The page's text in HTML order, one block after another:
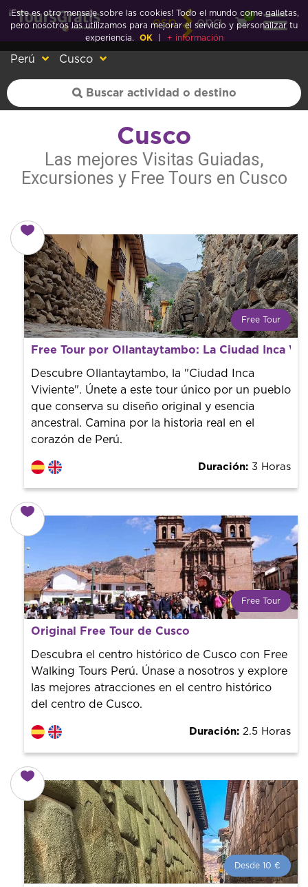
esp eng
0
Perú Cusco
Cusco
Las mejores Visitas Guiadas,
Excursiones y Free Tours en Cusco
Free Tour
¿Qué es un FREE TOUR?
Tendencia mundial en rutas turísticas. Reserva sin coste
con un guía profesional. ¡El precio es libre! Por lo que al
finalizar la experiencia tú le pones el precio.
Free Tour por Ollantaytambo: La Ciudad Inca
Descubre Ollantaytambo, la "Ciudad Inca
Viviente". Únete a este tour único por un pueblo
que conserva su diseño original y esencia
ancestral. Camina por la historia real en el
corazón de Perú.
Duración: 3 Horas
Free Tour
¿Qué es un FREE TOUR?
Tendencia mundial en rutas turísticas. Reserva sin coste
con un guía profesional. ¡El precio es libre! Por lo que al
finalizar la experiencia tú le pones el precio.
Original Free Tour de Cusco
Descubra el centro histórico de Cusco con Free
Walking Tours Perú. Únase a nosotros y explore
las mejores atracciones en el centro histórico
del centro de Cusco.
Duración: 2.5 Horas
Desde 10 €
¡Este es otro mensaje sobre las cookies! Todo el mundo come galletas,
pero nosotros las utilizamos para mejorar el servicio y personalizar tu
experiencia.
OK + información